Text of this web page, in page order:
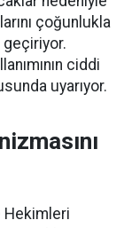
çoğunlukla
geçiriyor.
ciddi
uyarıyor.
Hekimleri